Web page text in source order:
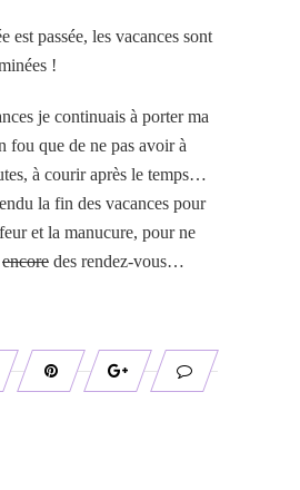
est passée, les vacances sont
!
je continuais à porter ma
fou que de ne pas avoir à
à courir après le temps…
la fin des vacances pour
et la manucure, pour ne
encore des rendez-vous…